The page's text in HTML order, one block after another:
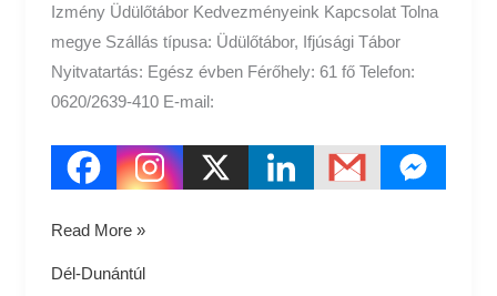
Izmény Üdülőtábor Kedvezményeink Kapcsolat Tolna
megye Szállás típusa: Üdülőtábor, Ifjúsági Tábor
Nyitvatartás: Egész évben Férőhely: 61 fő Telefon:
0620/2639-410 E-mail:
Read More »
Dél-Dunántúl